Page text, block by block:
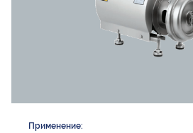
Применение: